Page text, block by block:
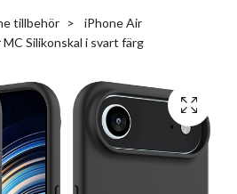
tillbehör
iPhone Air
Silikonskal i svart färg